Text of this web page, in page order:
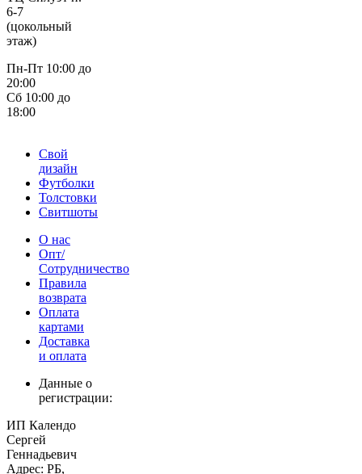
6-7
(цокольный
этаж)
Пн-Пт 10:00 до
20:00
Сб 10:00 до
18:00
Свой
дизайн
Футболки
Толстовки
Свитшоты
О нас
Опт/
Сотрудничество
Правила
возврата
Оплата
картами
Доставка
и оплата
Данные о
регистрации:
ИП Календо
Сергей
Геннадьевич
Адрес: РБ,